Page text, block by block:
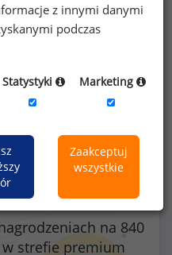
47%
Mężczyźni
na 840
strefie premium
z innymi danymi
podczas
Statystyki Marketing
Zaakceptuj
wszystkie